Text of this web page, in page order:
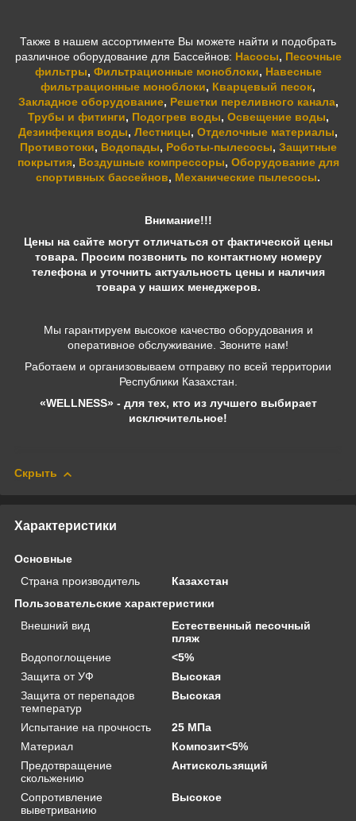
Также в нашем ассортименте Вы можете найти и подобрать
различное оборудование для Бассейнов: Насосы, Песочные
фильтры, Фильтрационные моноблоки, Навесные
фильтрационные моноблоки, Кварцевый песок,
Закладное оборудование, Решетки переливного канала,
Трубы и фитинги, Подогрев воды, Освещение воды,
Дезинфекция воды, Лестницы, Отделочные материалы,
Противотоки, Водопады, Роботы-пылесосы, Защитные
покрытия, Воздушные компрессоры, Оборудование для
спортивных бассейнов, Механические пылесосы.
Внимание!!!
Цены на сайте могут отличаться от фактической цены
товара. Просим позвонить по контактному номеру
телефона и уточнить актуальность цены и наличия
товара у наших менеджеров.
Мы гарантируем высокое качество оборудования и
оперативное обслуживание. Звоните нам!
Работаем и организовываем отправку по всей территории
Республики Казахстан.
«WELLNESS» - для тех, кто из лучшего выбирает
исключительное!
Скрыть
Характеристики
Основные
Страна производитель
Казахстан
Пользовательские характеристики
Внешний вид
Естественный песочный
пляж
Водопоглощение
<5%
Защита от УФ
Высокая
Защита от перепадов
температур
Высокая
Испытание на прочность
25 МПа
Материал
Композит<5%
Предотвращение
скольжению
Антискользящий
Сопротивление
выветриванию
Высокое